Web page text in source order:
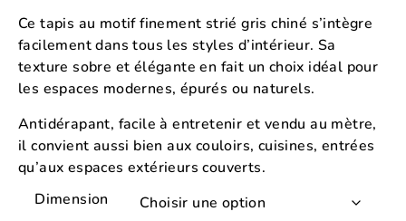
Ce tapis au motif finement strié gris chiné s’intègre
facilement dans tous les styles d’intérieur. Sa
texture sobre et élégante en fait un choix idéal pour
les espaces modernes, épurés ou naturels.
Antidérapant, facile à entretenir et vendu au mètre,
il convient aussi bien aux couloirs, cuisines, entrées
qu’aux espaces extérieurs couverts.
Dimension